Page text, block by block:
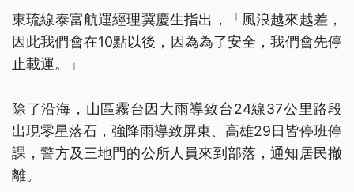
東琉線泰富航運經理冀慶生指出，「風浪越來越差，
因此我們會在10點以後，因為為了安全，我們會先停
止載運。」
除了沿海，山區霧台因大雨導致台24線37公里路段
出現零星落石，強降雨導致屏東、高雄29日皆停班停
課，警方及三地門的公所人員來到部落，通知居民撤
離。